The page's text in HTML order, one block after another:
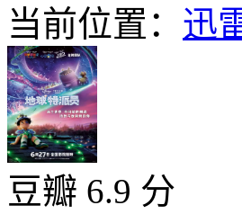
当前位置： 迅
豆瓣 6.9 分